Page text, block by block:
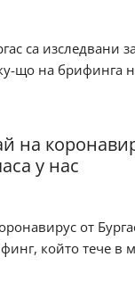
са изследвани
що на брифинга
на
у нас
от
който тече в